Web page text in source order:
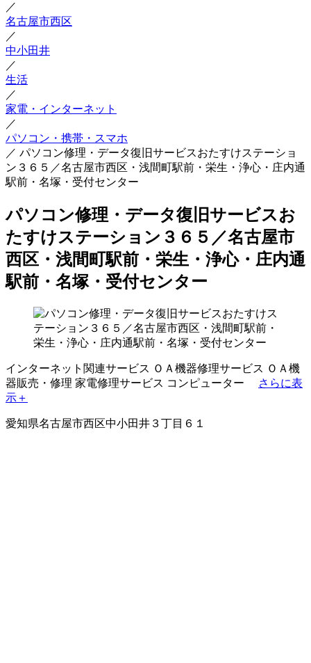
／
名古屋市西区
／
中小田井
／
生活
／
家電・インターネット
／
パソコン・携帯・スマホ
／ パソコン修理・データ復旧サービスおたすけステーショ
ン３６５／名古屋市西区・浅間町駅前・栄生・浄心・庄内通
駅前・名塚・受付センター
パソコン修理・データ復旧サービスお
たすけステーション３６５／名古屋市
西区・浅間町駅前・栄生・浄心・庄内通
駅前・名塚・受付センター
インターネット関連サービス ＯＡ機器修理サービス ＯＡ機
器販売・修理 家電修理サービス コンピューター
さらに表
示＋
愛知県名古屋市西区中小田井３丁目６１